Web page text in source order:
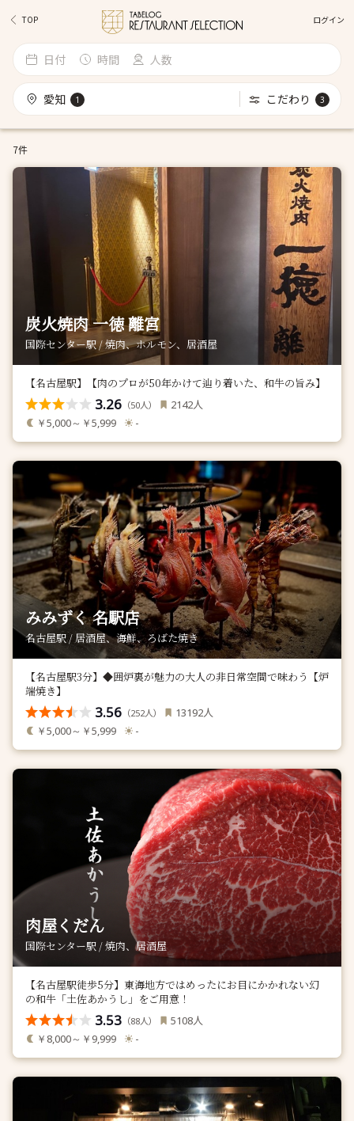
TOP ログイン
日付 時間 人数
愛知 1 こだわり 3
7件
炭火焼肉 一徳 離宮
国際センター駅 / 焼肉、ホルモン、居酒屋
【名古屋駅】【肉のプロが50年かけて辿り着いた、和牛の旨み】
3.26 （50人） 2142人
￥5,000～￥5,999 -
みみずく 名駅店
名古屋駅 / 居酒屋、海鮮、ろばた焼き
【名古屋駅3分】◆囲炉裏が魅力の大人の非日常空間で味わう【炉
端焼き】
3.56 （252人） 13192人
￥5,000～￥5,999 -
肉屋くだん
国際センター駅 / 焼肉、居酒屋
【名古屋駅徒歩5分】東海地方ではめったにお目にかかれない幻
の和牛「土佐あかうし」をご用意！
3.53 （88人） 5108人
￥8,000～￥9,999 -